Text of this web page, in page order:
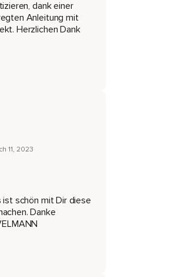
wahr.
wieder sanft zurück zu dem
in der
dank einer
Anleitung mit
Herzlichen Dank
11, 2023
ist schön mit Dir diese
Danke